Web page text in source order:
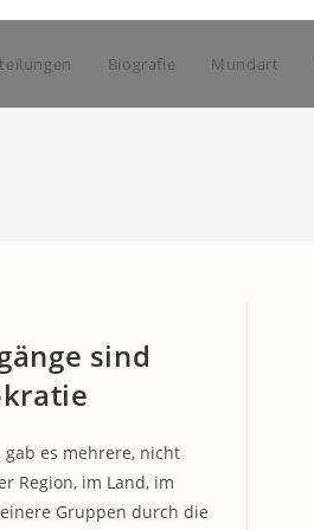
Biografie Mundart
sind
gab es mehrere, nicht
Region, im Land, im
Gruppen durch die